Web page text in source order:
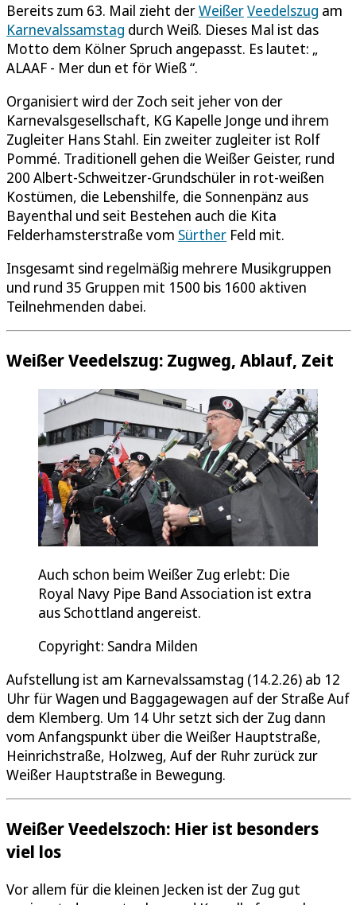
Bereits zum 63. Mail zieht derWeißerVeedelszug am
Karnevalssamstag durch Weiß. Dieses Mal ist das
Motto dem Kölner Spruch angepasst. Es lautet: „
ALAAF - Mer dun et för Wieß “.
Organisiert wird der Zoch seit jeher von der
Karnevalsgesellschaft, KG Kapelle Jonge und ihrem
Zugleiter Hans Stahl. Ein zweiter zugleiter ist Rolf
Pommé. Traditionell gehen die Weißer Geister, rund
200 Albert-Schweitzer-Grundschüler in rot-weißen
Kostümen, die Lebenshilfe, die Sonnenpänz aus
Bayenthal und seit Bestehen auch die Kita
Felderhamsterstraße vom Sürther Feld mit.
Insgesamt sind regelmäßig mehrere Musikgruppen
und rund 35 Gruppen mit 1500 bis 1600 aktiven
Teilnehmenden dabei.
Weißer Veedelszug: Zugweg, Ablauf, Zeit
Auch schon beim Weißer Zug erlebt: Die
Royal Navy Pipe Band Association ist extra
aus Schottland angereist.
Copyright: Sandra Milden
Aufstellung ist am Karnevalssamstag (14.2.26) ab 12
Uhr für Wagen und Baggagewagen auf der Straße Auf
dem Klemberg. Um 14 Uhr setzt sich der Zug dann
vom Anfangspunkt über die Weißer Hauptstraße,
Heinrichstraße, Holzweg, Auf der Ruhr zurück zur
Weißer Hauptstraße in Bewegung.
Weißer Veedelszoch: Hier ist besonders
viel los
Vor allem für die kleinen Jecken ist der Zug gut